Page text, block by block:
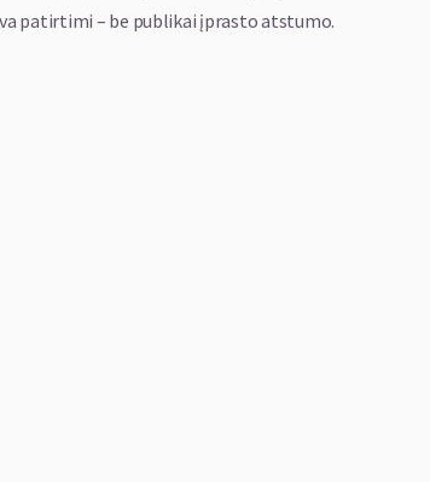
patirtimi – be publikai įprasto atstumo.
ir Lina.
paramos ir labdaros fondas.